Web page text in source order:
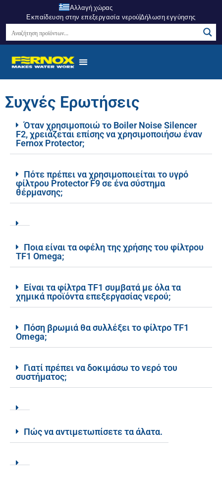
Αλλαγή χώρας
Εκπαίδευση στην επεξεργασία νερούΔήλωση εγγύησης
Συχνές Ερωτήσεις
Όταν χρησιμοποιώ το Boiler Noise Silencer
F2, χρειάζεται επίσης να χρησιμοποιήσω έναν
Fernox Protector;
Πότε πρέπει να χρησιμοποιείται το υγρό
φίλτρου Protector F9 σε ένα σύστημα
θέρμανσης;
Ποια είναι τα οφέλη της χρήσης του φίλτρου
TF1 Omega;
Είναι τα φίλτρα TF1 συμβατά με όλα τα
χημικά προϊόντα επεξεργασίας νερού;
Πόση βρωμιά θα συλλέξει το φίλτρο TF1
Omega;
Γιατί πρέπει να δοκιμάσω το νερό του
συστήματος;
Πώς να αντιμετωπίσετε τα άλατα.